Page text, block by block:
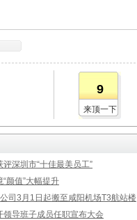
9
来顶一下
深圳市“十佳最美员工”
颜值”大幅提升
司3月1日起搬至咸阳机场T3航站楼
领导班子成员任职宣布大会